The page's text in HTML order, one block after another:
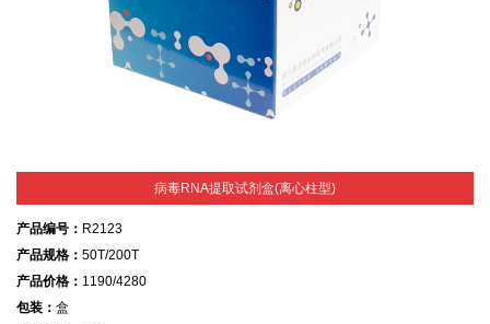
病毒RNA提取试剂盒(离心柱型)
产品编号： R2123
产品规格： 50T/200T
产品价格： 1190/4280
包装： 盒